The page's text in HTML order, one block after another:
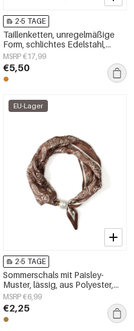
2-5 TAGE
Taillenketten, unregelmäßige
Form, schlichtes Edelstahl,
Alltagsaccessoires
MSRP €17,99
€5,50
EU-Lager
2-5 TAGE
Sommerschals mit Paisley-
Muster, lässig, aus Polyester,
Accessoires für jeden Tag
MSRP €6,99
€2,25